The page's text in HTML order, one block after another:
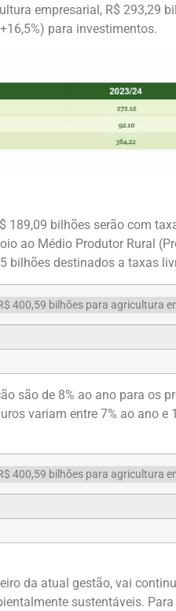
empresarial, R$ 293,29
para investimentos.
189,09 bilhões serão com
ao Médio Produtor Rural
bilhões destinados a taxas
são de 8% ao ano para os
variam entre 7% ao ano e
da atual gestão, vai
sustentáveis.